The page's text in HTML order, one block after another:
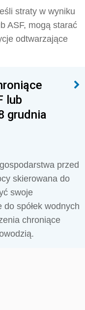
straty w wyniku
ASF, mogą starać
odtwarzające
lub
grudnia
przed
skierowana do
swoje
spółek wodnych
chroniące